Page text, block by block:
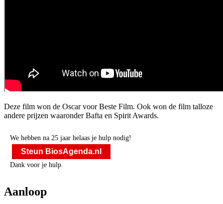
Deze film won de Oscar voor Beste Film. Ook won de film talloze
andere prijzen waaronder Bafta en Spirit Awards.
We hebben na 25 jaar helaas je hulp nodig!
Steun BiosAgenda.nl
Dank voor je hulp.
Aanloop